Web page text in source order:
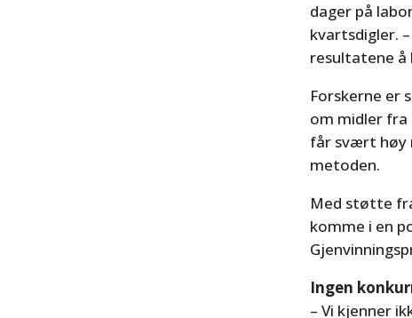
dager på
kvartsdigler.
resultatene å
Forskerne er
om midler fra
får svært høy
metoden.
Med støtte
komme i en
Ingen
– Vi kjenner